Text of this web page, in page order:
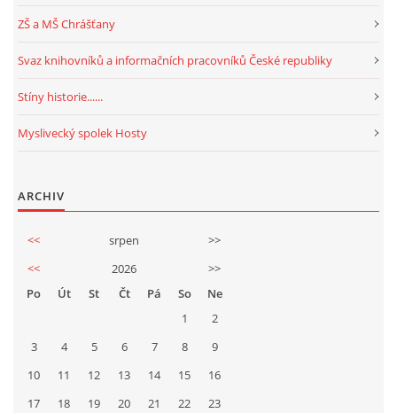
ZŠ a MŠ Chrášťany
Svaz knihovníků a informačních pracovníků České republiky
Stíny historie......
Myslivecký spolek Hosty
ARCHIV
<< srpen
>>
<<
2026
>>
Po
Út St Čt Pá So
Ne
1
2
3
4 5 6 7 8
9
10
11 12 13 14 15
16
17
18 19 20 21 22
23